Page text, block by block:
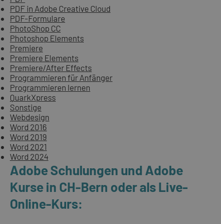
PDF in Adobe Creative Cloud
PDF-Formulare
PhotoShop CC
Photoshop Elements
Premiere
Premiere Elements
Premiere/After Effects
Programmieren für Anfänger
Programmieren lernen
QuarkXpress
Sonstige
Webdesign
Word 2016
Word 2019
Word 2021
Word 2024
Adobe Schulungen und Adobe
Kurse in CH-Bern oder als Live-
Online-Kurs: